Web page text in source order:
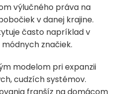
výlučného práva na
v danej krajine.
často napríklad v
značiek.
modelom pri expanzii
cudzích systémov.